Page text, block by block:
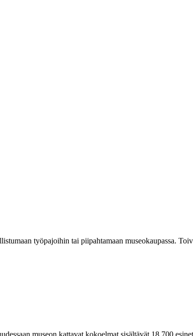
työpajoihin tai piipahtamaan museokaupassa.
museon kattavat kokoelmat sisältävät 18 700